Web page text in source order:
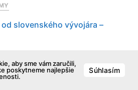
slovenského vývojára –
kalendáře
suborov
aby sme vám zaručili,
poskytneme najlepšie
Súhlasím